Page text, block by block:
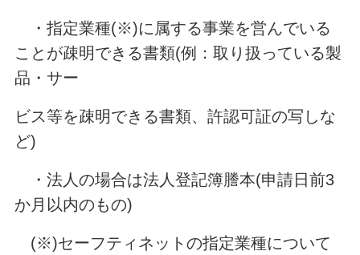
・指定業種(※)に属する事業を営んでいる
ことが疎明できる書類(例：取り扱っている製
品・サー
ビス等を疎明できる書類、許認可証の写しな
ど)
・法人の場合は法人登記簿謄本(申請日前3
か月以内のもの)
(※)セーフティネットの指定業種について